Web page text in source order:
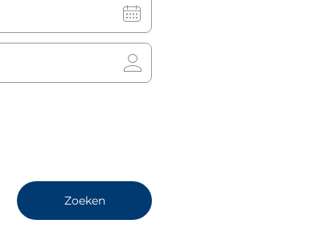
Check-in en check-out tijden
Check-in: 15:00
Zoeken